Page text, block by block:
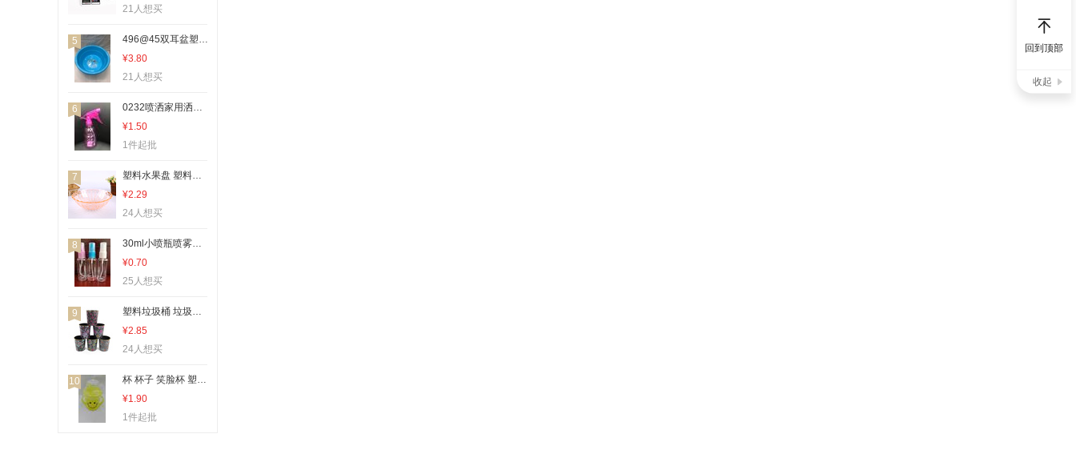
回到顶部
收起
其他杯子
其他酒具
其他塑料包装容器
吸管杯
收纳篮、置物篮、收纳筐
一次性医用耗材
其他分类
其他架类
多层置物架
层架
衣架
刨刀
喷雾水杯
刨子、削皮器
打蛋盆
21人想买
5
496@45双耳盆塑料盆洗脸盆
¥3.80
21人想买
6
0232喷洒家用洒水壶小喷瓶喷雾瓶酒精喷壶喷壶
¥1.50
1件起批
7
塑料水果盘 塑料果盘 果盘 水果盘
¥2.29
24人想买
8
30ml小喷瓶喷雾瓶酒精喷壶喷壶
¥0.70
25人想买
9
塑料垃圾桶 垃圾桶 塑料垃圾娄 垃圾娄
¥2.85
24人想买
10
杯 杯子 笑脸杯 塑料杯
¥1.90
1件起批